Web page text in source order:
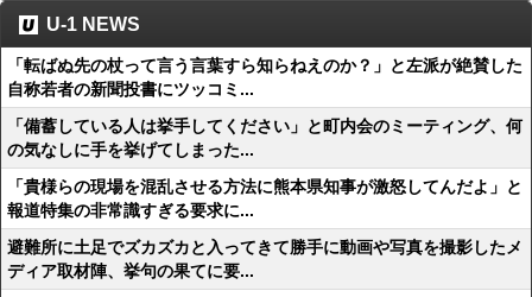
U-1 NEWS
「転ばぬ先の杖って言う言葉すら知らねえのか？」と左派が絶賛した
自称若者の新聞投書にツッコミ...
「備蓄している人は挙手してください」と町内会のミーティング、何
の気なしに手を挙げてしまった...
「貴様らの現場を混乱させる方法に熊本県知事が激怒してんだよ」と
報道特集の非常識すぎる要求に...
避難所に土足でズカズカと入ってきて勝手に動画や写真を撮影したメ
ディア取材陣、挙句の果てに要...